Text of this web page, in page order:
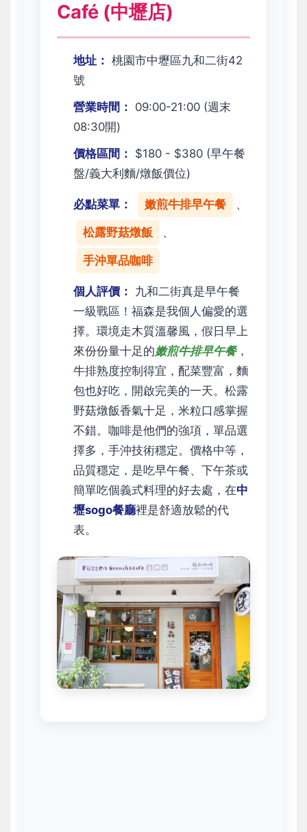
Café (中壢店)
地址： 桃園市中壢區九和二街42
號
營業時間： 09:00-21:00 (週末
08:30開)
價格區間： $180 - $380 (早午餐
盤/義大利麵/燉飯價位)
必點菜單： 嫩煎牛排早午餐 、
松露野菇燉飯 、
手沖單品咖啡
個人評價： 九和二街真是早午餐
一級戰區！福森是我個人偏愛的選
擇。環境走木質溫馨風，假日早上
來份份量十足的嫩煎牛排早午餐，
牛排熟度控制得宜，配菜豐富，麵
包也好吃，開啟完美的一天。松露
野菇燉飯香氣十足，米粒口感掌握
不錯。咖啡是他們的強項，單品選
擇多，手沖技術穩定。價格中等，
品質穩定，是吃早午餐、下午茶或
簡單吃個義式料理的好去處，在中
壢sogo餐廳裡是舒適放鬆的代
表。